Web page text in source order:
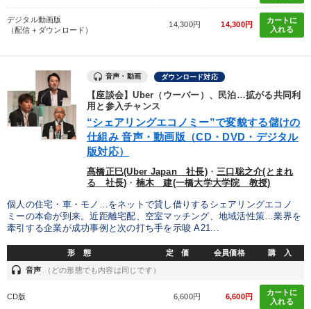
デジタル動画版
（配信＋ダウンロード）
14,300円 14,300円
カートに
入れる
音声・動画 ダウンロード対応
【座談会】Uber（ウーバー）、民泊…拡がる共同利
用と参入チャンス
“シェアリングエコノミー”で変貌する儲けの
仕組み 音声・動画版（CD・DVD・デジタル
版対応）
髙橋正巳(Uber Japan 社長)・三口聡之介(とまれ
る 社長) ・ 楠木 建(一橋大学大学院 教授)
個人の住宅・車・モノ…をネットで貸し借りするシェアリングエコノ
ミーの本命が到来。近距離宅配、空室マッチング、地域活性策…業界を
牽引する企業が成功事例と次の打ち手を示唆 A21...
形 態 定 価 会員価格 購 入
headset 音声 （どの形態でも内容は同じです）
CD版 6,600円 6,600円
カートに
入れる